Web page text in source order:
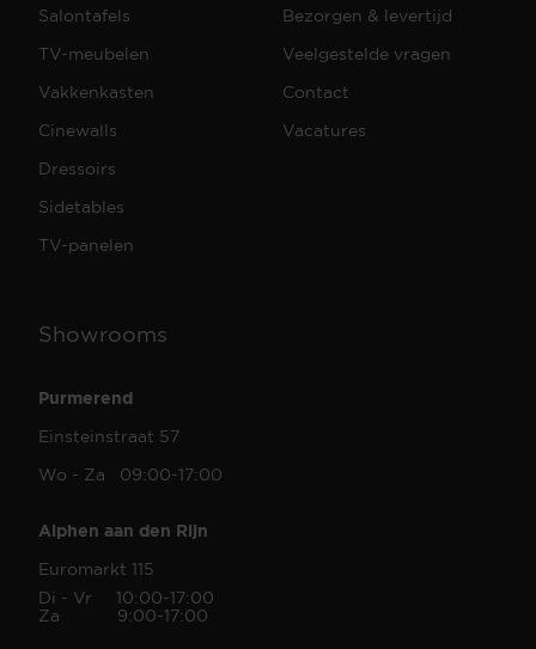
Salontafels
TV-meubelen
Vakkenkasten
Cinewalls
Dressoirs
Sidetables
TV-panelen
Bezorgen & levertijd
Veelgestelde vragen
Contact
Vacatures
Showrooms
Purmerend
Einsteinstraat 57
Wo - Za 09:00-17:00
Alphen aan den Rijn
Euromarkt 115
Di - Vr 10:00-17:00
Za 9:00-17:00